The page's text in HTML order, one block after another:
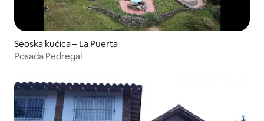
Seoska kućica – La Puerta
Posada Pedregal